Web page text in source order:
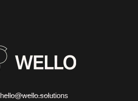
hello@wello.solutions